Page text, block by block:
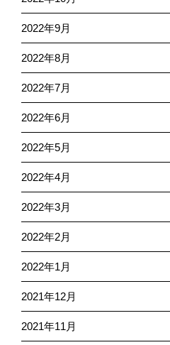
2022年9月
2022年8月
2022年7月
2022年6月
2022年5月
2022年4月
2022年3月
2022年2月
2022年1月
2021年12月
2021年11月